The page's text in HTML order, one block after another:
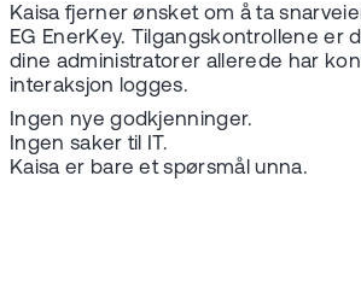
Kaisa fjerner ønsket om å ta
EG EnerKey. Tilgangskontrollene er
dine administratorer allerede har
interaksjon logges.
Ingen nye godkjenninger.
Ingen saker til IT.
Kaisa er bare et spørsmål unna.